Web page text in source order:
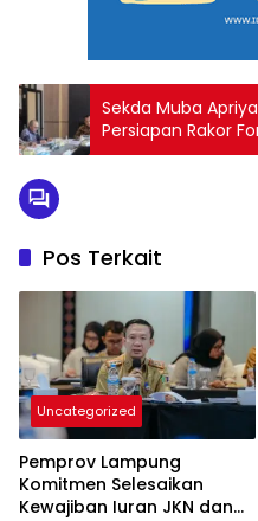
Sekda Muba
Persiapan Rakor
Selatan
Pos Terkait
Uncategorized
Pemprov Lampung
Komitmen Selesaikan
Kewajiban Iuran JKN dan